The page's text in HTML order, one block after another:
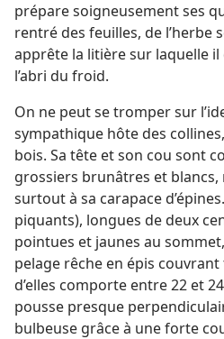
prépare soigneusement ses
rentré des feuilles, de l’herbe
apprête la litière sur laquelle
l’abri du froid.
On ne peut se tromper sur
sympathique hôte des
bois. Sa tête et son cou sont
grossiers brunâtres et
surtout à sa carapace
piquants), longues de deux
pointues et jaunes au
pelage rêche en épis
d’elles comporte entre 22 et
pousse presque
bulbeuse grâce à une forte